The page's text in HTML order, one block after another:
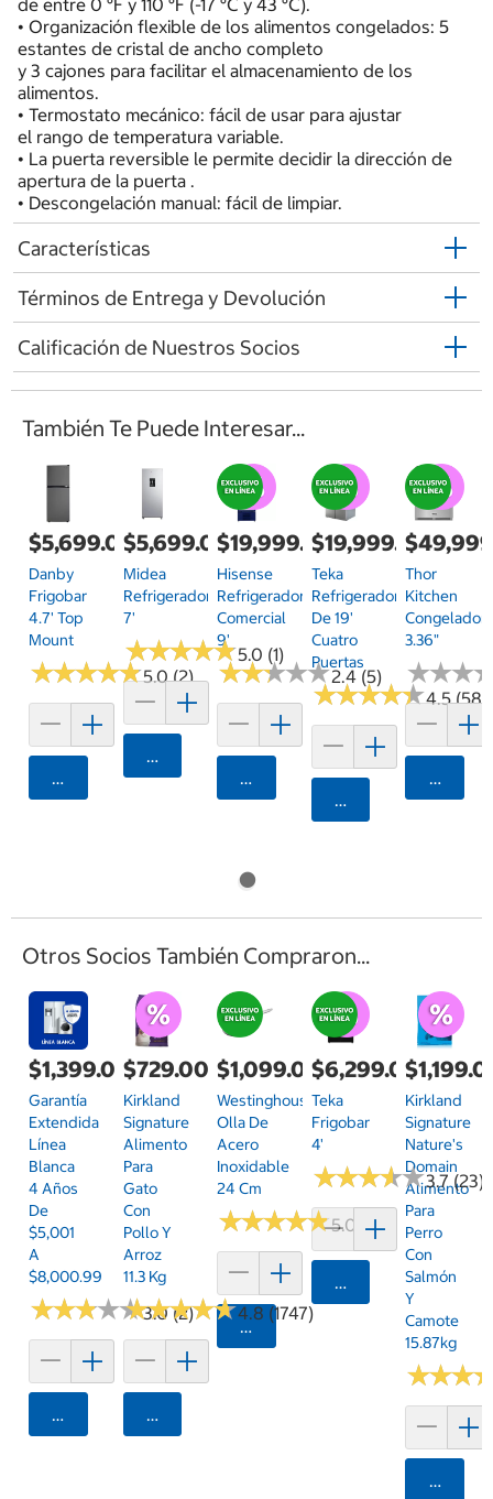
de entre 0 °F y 110 °F (-17 °C y 43 °C).
• Organización flexible de los alimentos congelados: 5
estantes de cristal de ancho completo
y 3 cajones para facilitar el almacenamiento de los
alimentos.
• Termostato mecánico: fácil de usar para ajustar
el rango de temperatura variable.
• La puerta reversible le permite decidir la dirección de
apertura de la puerta .
• Descongelación manual: fácil de limpiar.
Características
Términos de Entrega y Devolución
Calificación de Nuestros Socios
También Te Puede Interesar...
$5,699.00
Danby
Frigobar
4.7' Top
Mount
★★★★★
★★★★★5.0 (2)
Agregar
$5,699.00
Midea
Refrigerador
7'
★★★★★
★★★★★5.0 (1)
Agregar
$19,999.00
Hisense
Refrigerador
Comercial
9'
★★★★★
★★★★★2.4 (5)
Agregar
$19,999.00
Teka
Refrigerador
De 19'
Cuatro
Puertas
★★★★★
★★★★★4.5 (58)
Agregar
Thor
Kitchen
Congelador
3.36"
★★★
★★★
Otros Socios También Compraron...
$1,399.00
Garantía
Extendida
Línea
Blanca
4 Años
De
$5,001
A
$8,000.99
★★★★★
★★★★★3.0 (2)
Agregar
$729.00
Kirkland
Signature
Alimento
Para
Gato
Con
Pollo Y
Arroz
11.3 Kg
★★★★★
★★★★★4.8 (1747)
Agregar
$1,099.00
Westinghouse
Olla De
Acero
Inoxidable
24 Cm
★★★★★
★★★★★5.0 (2)
Agregar
$6,299.00
Teka
Frigobar
4'
★★★★★
★★★★★3.7 (23)
Agregar
Kirkland
Signature
Nature's
Domain
Alimento
Para
Perro
Con
Salmón
Y
Camote
15.87kg
★★★
★★★